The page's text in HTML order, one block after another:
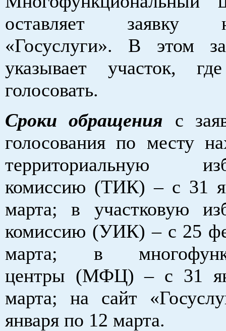
оставляет заявку
«Госуслуги». В этом
указывает участок,
голосовать.
Сроки обращения с
голосования по месту
территориальную
комиссию (ТИК) – с 31
марта; в участковую
комиссию (УИК) – с 25
марта; в
центры (МФЦ) – с 31
марта; на сайт
января по 12 марта.